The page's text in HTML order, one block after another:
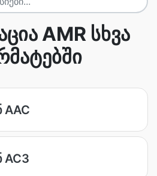
AMR სხვა
AAC
AC3